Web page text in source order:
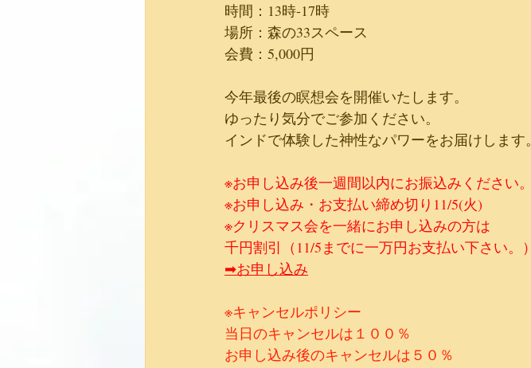
時間：13時-17時
場所：森の33スペース
​会費：5,000円
今年最後の瞑想会を開催いたします。
​ゆったり気分でご参加ください。
インドで体験した神性なパワーをお届けします。
※お申し込み後一週間以内にお振込みください。
​※お申し込み・お支払い締め切り11/5(火)
※クリスマス会を一緒にお申し込みの方は
千円割引（11/5までに一万円お支払い下さい。）
➡お申し込み
※キャンセルポリシー
当日のキャンセルは１００％
お申し込み後のキャンセルは５０％